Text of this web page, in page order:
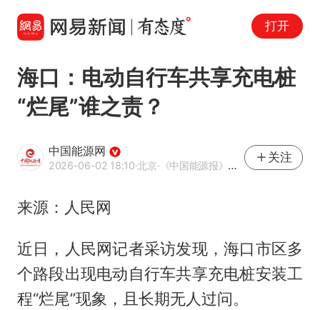
打开
海口：电动自行车共享充电桩
“烂尾”谁之责？
中国能源网
2026-06-02 18:10·北京·《中国能源报》官方账号
关注
来源：人民网
近日，人民网记者采访发现，海口市区多
个路段出现电动自行车共享充电桩安装工
程“烂尾”现象，且长期无人过问。